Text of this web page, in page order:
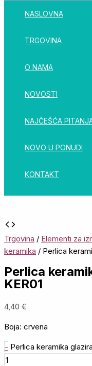
NASLOVNA
TRGOVINA
O NAMA
NOVOSTI
NAJČEŠĆA
NOVO U PONUDI
KONTAKT
Trgovina / Elementi za
keramika / Perlica
Perlica
KER01
4,40 €
Boja: crvena
- Perlica keramika